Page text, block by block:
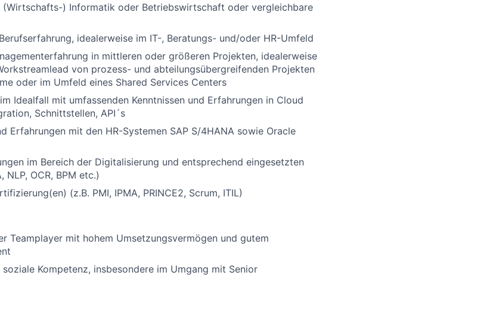
(Wirtschafts-) Informatik oder Betriebswirtschaft oder vergleichbare
idealerweise im IT-, Beratungs- und/oder HR-Umfeld
in mittleren oder größeren Projekten, idealerweise
von prozess- und abteilungsübergreifenden Projekten
oder im Umfeld eines Shared Services Centers
Idealfall mit umfassenden Kenntnissen und Erfahrungen in Cloud
Schnittstellen, API´s
Erfahrungen mit den HR-Systemen SAP S/4HANA sowie Oracle
im Bereich der Digitalisierung und entsprechend eingesetzten
NLP, OCR, BPM etc.)
(z.B. PMI, IPMA, PRINCE2, Scrum, ITIL)
Teamplayer mit hohem Umsetzungsvermögen und gutem
Kompetenz, insbesondere im Umgang mit Senior